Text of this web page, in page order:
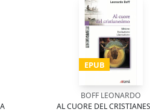
EPUB
BOFF LEONARDO
AL CUORE DEL